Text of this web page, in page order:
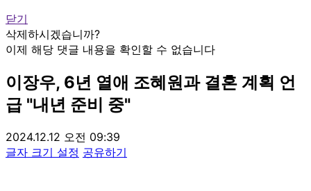
닫기
삭제하시겠습니까?
이제 해당 댓글 내용을 확인할 수 없습니다
이장우, 6년 열애 조혜원과 결혼 계획 언
급 "내년 준비 중"
2024.12.12 오전 09:39
글자 크기 설정 공유하기